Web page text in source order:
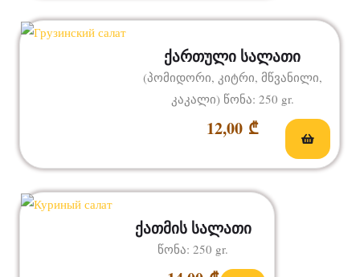
ქართული სალათი
12,00 ₾
(პომიდორი, კიტრი, მწვანილი,
კაკალი) წონა: 250 gr.
ქათმის სალათი
წონა: 250 gr.